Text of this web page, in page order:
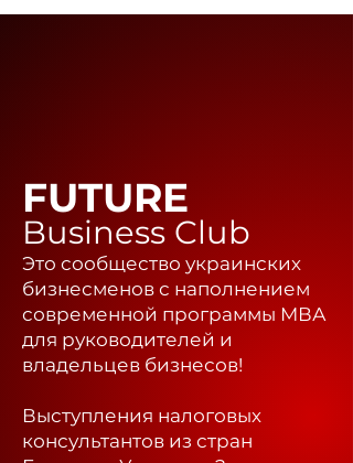
FUTURE
Business Club
Это сообщество украинских
бизнесменов с наполнением
современной программы МВА
для руководителей и
владельцев бизнесов!
Выступления налоговых
консультантов из стран